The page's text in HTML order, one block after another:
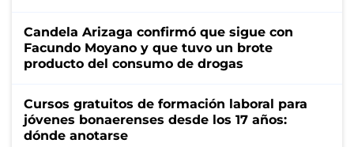
Candela Arizaga confirmó que sigue con
Facundo Moyano y que tuvo un brote
producto del consumo de drogas
Cursos gratuitos de formación laboral para
jóvenes bonaerenses desde los 17 años:
dónde anotarse